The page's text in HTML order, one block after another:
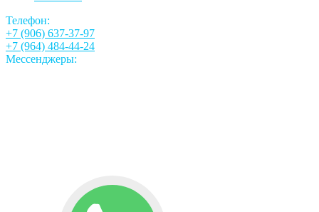
Телефон:
+7 (906) 637-37-97
+7 (964) 484-44-24
Мессенджеры: